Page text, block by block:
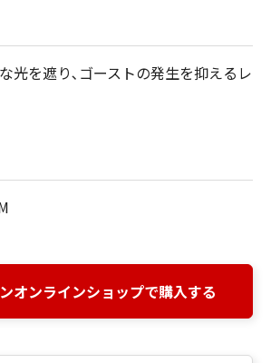
光を遮り､ゴーストの発生を抑えるレ
オンラインショップで購入する